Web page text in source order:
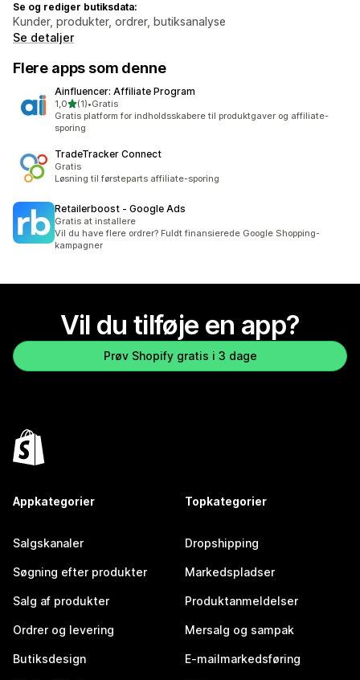
Se og rediger butiksdata:
Kunder, produkter, ordrer, butiksanalyse
Se detaljer
Flere apps som denne
Ainfluencer: Affiliate Program
1,0ud af 5 stjerner
(1)
1 anmeldelser i alt
•Gratis
Gratis platform for indholdsskabere til produktgaver og affiliate-
sporing
TradeTracker Connect
Gratis
Løsning til førsteparts affiliate-sporing
Retailerboost ‑ Google Ads
Gratis at installere
Vil du have flere ordrer? Fuldt finansierede Google Shopping-
kampagner
Vil du tilføje en app?
Prøv Shopify gratis i 3 dage
Appkategorier
Salgskanaler
Søgning efter produkter
Salg af produkter
Ordrer og levering
Butiksdesign
Topkategorier
Dropshipping
Markedspladser
Produktanmeldelser
Mersalg og sampak
E-mailmarkedsføring